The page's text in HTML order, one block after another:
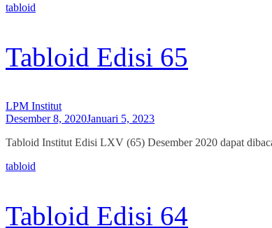
tabloid
Tabloid Edisi 65
LPM Institut
Desember 8, 2020Januari 5, 2023
Tabloid Institut Edisi LXV (65) Desember 2020 dapat
tabloid
Tabloid Edisi 64